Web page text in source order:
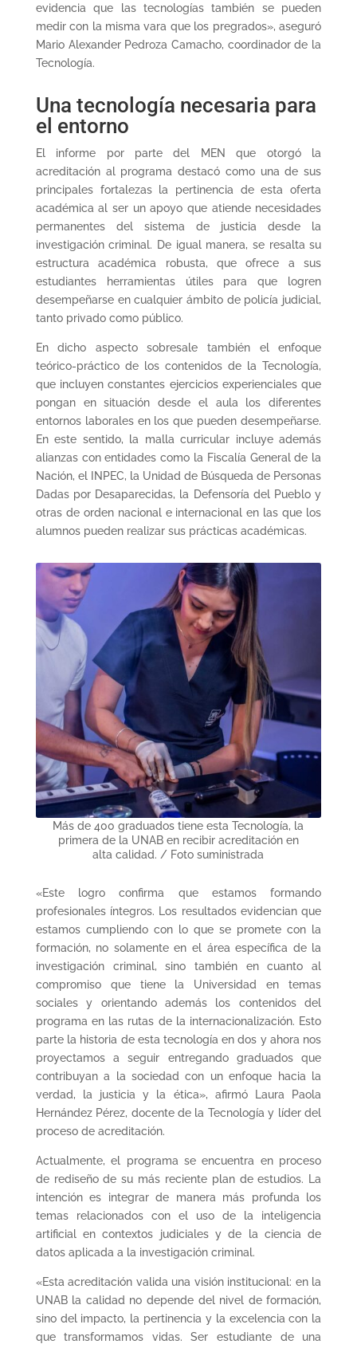
evidencia que las tecnologías también se pueden
medir con la misma vara que los pregrados», aseguró
Mario Alexander Pedroza Camacho, coordinador de la
Tecnología.
Una tecnología necesaria para
el entorno
El informe por parte del MEN que otorgó la
acreditación al programa destacó como una de sus
principales fortalezas la pertinencia de esta oferta
académica al ser un apoyo que atiende necesidades
permanentes del sistema de justicia desde la
investigación criminal. De igual manera, se resalta su
estructura académica robusta, que ofrece a sus
estudiantes herramientas útiles para que logren
desempeñarse en cualquier ámbito de policía judicial,
tanto privado como público.
En dicho aspecto sobresale también el enfoque
teórico-práctico de los contenidos de la Tecnología,
que incluyen constantes ejercicios experienciales que
pongan en situación desde el aula los diferentes
entornos laborales en los que pueden desempeñarse.
En este sentido, la malla curricular incluye además
alianzas con entidades como la Fiscalía General de la
Nación, el INPEC, la Unidad de Búsqueda de Personas
Dadas por Desaparecidas, la Defensoría del Pueblo y
otras de orden nacional e internacional en las que los
alumnos pueden realizar sus prácticas académicas.
Más de 400 graduados tiene esta Tecnología, la
primera de la UNAB en recibir acreditación en
alta calidad. / Foto suministrada
«Este logro confirma que estamos formando
profesionales íntegros. Los resultados evidencian que
estamos cumpliendo con lo que se promete con la
formación, no solamente en el área específica de la
investigación criminal, sino también en cuanto al
compromiso que tiene la Universidad en temas
sociales y orientando además los contenidos del
programa en las rutas de la internacionalización. Esto
parte la historia de esta tecnología en dos y ahora nos
proyectamos a seguir entregando graduados que
contribuyan a la sociedad con un enfoque hacia la
verdad, la justicia y la ética», afirmó Laura Paola
Hernández Pérez, docente de la Tecnología y líder del
proceso de acreditación.
Actualmente, el programa se encuentra en proceso
de rediseño de su más reciente plan de estudios. La
intención es integrar de manera más profunda los
temas relacionados con el uso de la inteligencia
artificial en contextos judiciales y de la ciencia de
datos aplicada a la investigación criminal.
«Esta acreditación valida una visión institucional: en la
UNAB la calidad no depende del nivel de formación,
sino del impacto, la pertinencia y la excelencia con la
que transformamos vidas. Ser estudiante de una